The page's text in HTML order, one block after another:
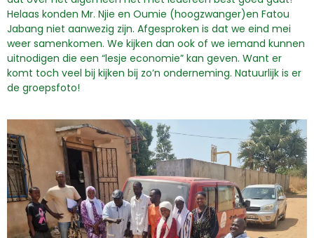
Helaas konden Mr. Njie en Oumie (hoogzwanger)en Fatou
Jabang niet aanwezig zijn. Afgesproken is dat we eind mei
weer samenkomen. We kijken dan ook of we iemand kunnen
uitnodigen die een “lesje economie” kan geven. Want er
komt toch veel bij kijken bij zo’n onderneming. Natuurlijk is er
de groepsfoto!